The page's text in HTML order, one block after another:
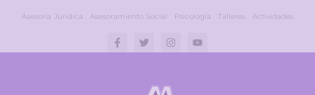
Asesoría Jurídica Asesoramiento Social Psicología Talleres Actividades